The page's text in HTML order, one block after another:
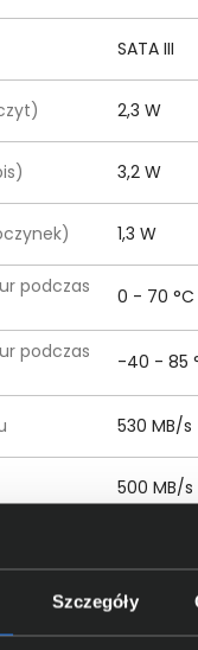
Szczegóły
SATA III
2,3 W
3,2 W
1,3 W
podczas
0 - 70 °C
podczas
-40 - 85
530 MB/s
500 MB/s